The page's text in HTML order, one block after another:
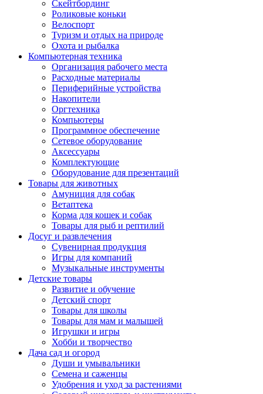
Скейтбординг
Роликовые коньки
Велоспорт
Туризм и отдых на природе
Охота и рыбалка
Компьютерная техника
Организация рабочего места
Расходные материалы
Периферийные устройства
Накопители
Оргтехника
Компьютеры
Программное обеспечение
Сетевое оборудование
Аксессуары
Комплектующие
Оборудование для презентаций
Товары для животных
Амуниция для собак
Ветаптека
Корма для кошек и собак
Товары для рыб и рептилий
Досуг и развлечения
Сувенирная продукция
Игры для компаний
Музыкальные инструменты
Детские товары
Развитие и обучение
Детский спорт
Товары для школы
Товары для мам и малышей
Игрушки и игры
Хобби и творчество
Дача сад и огород
Души и умывальники
Семена и саженцы
Удобрения и уход за растениями